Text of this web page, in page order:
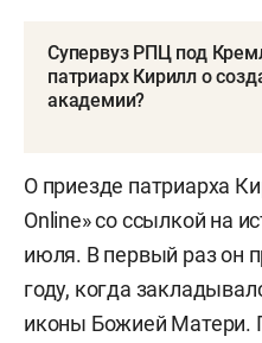
Супервуз РПЦ под
патриарх Кирилл о
академии?
О приезде патриарха
Online» со ссылкой на
июля. В первый раз он
году, когда
иконы Божией Матери.